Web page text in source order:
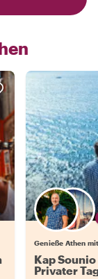
Genieße Athen
Kap
Privater